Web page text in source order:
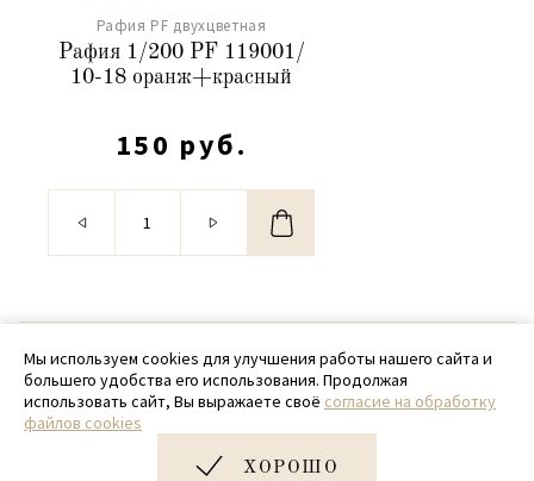
Рафия PF двухцветная
Рафия 1/200 PF 119001/
10-18 оранж+красный
150 руб.
© 2020 - 2026 SamPack
+ 7 (918) 699-97-87
zakaz@sampack.store
Мы используем cookies для улучшения работы нашего сайта и
большего удобства его использования. Продолжая
использовать сайт, Вы выражаете своё согласие на обработку
файлов cookies
ХОРОШО